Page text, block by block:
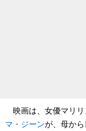
映画は、女優マリ
マ・ジーンが、母か